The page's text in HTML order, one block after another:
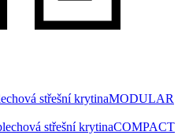
střešní krytinaMODULAR
střešní krytinaCOMPACT